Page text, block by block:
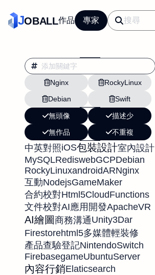
JOBALL作品 專家
Nginx
RockyLinux
Debian
Swift
無頭像
描述少
無作品
不重複
中英對照iOS包裝設計室內設計
MySQLRediswebGCPDebian
RockyLinuxandroidARNginx
互動NodejsGameMaker
合約校對Html5CloudFunctions
文件校對AI應用開發ApacheVR
AI繪圖商務溝通Unity3Dar
Firestorehtml5多媒體輕裝修
產品查驗登記NintendoSwitch
FirebasegameUbuntuServer
內容行銷Elaticsearch